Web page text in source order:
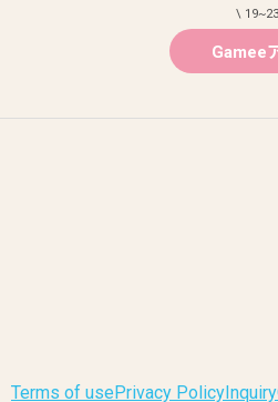
\
Gamee
Terms of usePrivacy Policy Inquiry